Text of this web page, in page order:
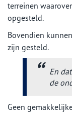
terreinen
opgesteld.
Bovendien
zijn gesteld.
En
de
Geen